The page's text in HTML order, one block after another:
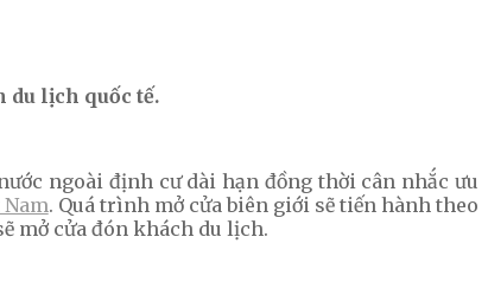
du lịch quốc tế.
ngoài định cư dài hạn đồng thời cân nhắc ưu
. Quá trình mở cửa biên giới sẽ tiến hành theo
mở cửa đón khách du lịch.